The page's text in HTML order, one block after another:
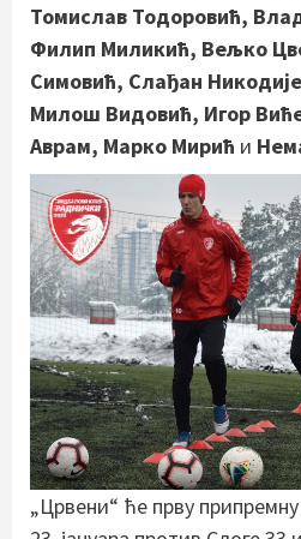
Томислав Тодоровић,
Филип Миликић, Вељко
Симовић, Слађан
Милош Видовић, Игор
Аврам, Марко Мирић и
„Црвени“ ће прву